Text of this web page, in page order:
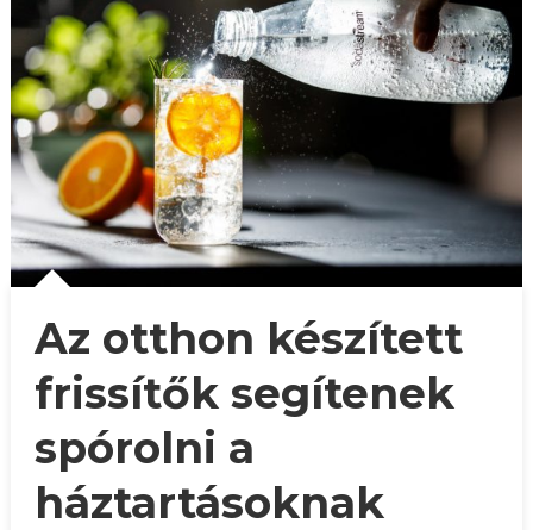
Az otthon készített
frissítők segítenek
spórolni a
háztartásoknak